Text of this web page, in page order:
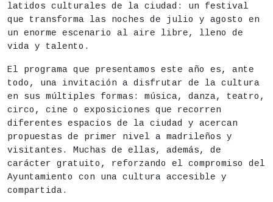
latidos culturales de la ciudad: un festival
que transforma las noches de julio y agosto en
un enorme escenario al aire libre, lleno de
vida y talento.
El programa que presentamos este año es, ante
todo, una invitación a disfrutar de la cultura
en sus múltiples formas: música, danza, teatro,
circo, cine o exposiciones que recorren
diferentes espacios de la ciudad y acercan
propuestas de primer nivel a madrileños y
visitantes. Muchas de ellas, además, de
carácter gratuito, reforzando el compromiso del
Ayuntamiento con una cultura accesible y
compartida.